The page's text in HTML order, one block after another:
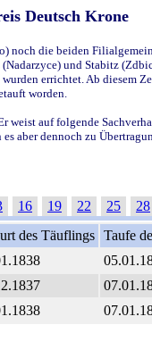
Deutsch Krone
die beiden
und Stabitz
errichtet. Ab diesem
worden.
weist auf folgende
aber dennoch zu
16 19 22 25 28
des Täuflings Taufe